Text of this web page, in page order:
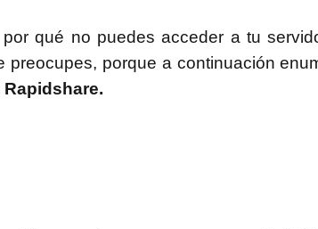
qué no puedes acceder a tu
preocupes, porque a continuación